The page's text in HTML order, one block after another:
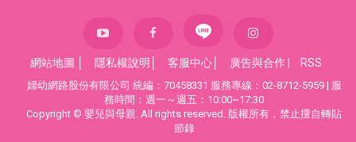
網站地圖 隱私權說明 客服中心 廣告與合作 RSS
婦幼網路股份有限公司 統編：70458331 服務專線：02-8712-5959 | 服
務時間：週一～週五：10:00~17:30
Copyright © 嬰兒與母親. All rights reserved. 版權所有，禁止擅自轉貼
節錄